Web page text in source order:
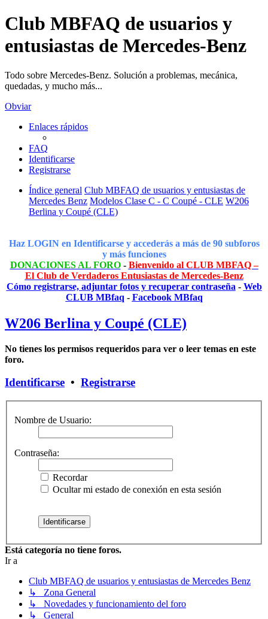
Club MBFAQ de usuarios y
entusiastas de Mercedes-Benz
Todo sobre Mercedes-Benz. Solución a problemas, mecánica,
quedadas, y mucho más...
Obviar
Enlaces rápidos
FAQ
Identificarse
Registrarse
Índice general Club MBFAQ de usuarios y entusiastas de
Mercedes Benz Modelos Clase C - C Coupé - CLE W206
Berlina y Coupé (CLE)
Haz LOGIN en Identificarse y accederás a más de 90 subforos
y más funciones
DONACIONES AL FORO- Bienvenido al CLUB MBFAQ –
El Club de Verdaderos Entusiastas de Mercedes-Benz
Cómo registrarse, adjuntar fotos y recuperar contraseña - Web
CLUB MBfaq - Facebook MBfaq
W206 Berlina y Coupé (CLE)
No tienes los permisos requeridos para ver o leer temas en este
foro.
Identificarse • Registrarse
Nombre de Usuario:
Contraseña:
Recordar
Ocultar mi estado de conexión en esta sesión
Está categoría no tiene foros.
Ir a
Club MBFAQ de usuarios y entusiastas de Mercedes Benz
↳ Zona General
↳ Novedades y funcionamiento del foro
↳ General